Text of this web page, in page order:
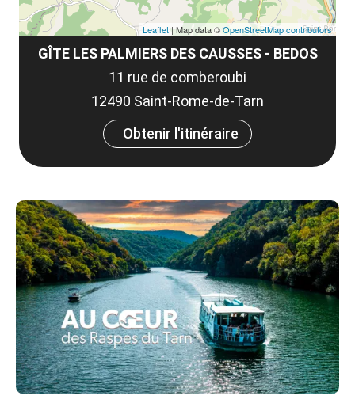
GÎTE LES PALMIERS DES CAUSSES - BEDOS
11 rue de comberoubi
12490 Saint-Rome-de-Tarn
Obtenir l'itinéraire
Leaflet | Map data ©OpenStreetMap contributors